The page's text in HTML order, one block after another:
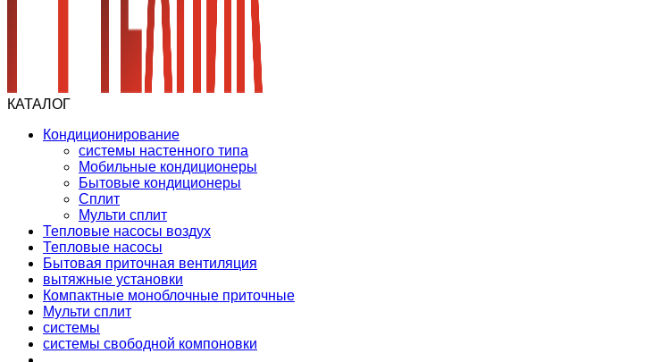
КАТАЛОГ
Кондиционирование
системы настенного типа
Мобильные кондиционеры
Бытовые кондиционеры
Сплит
Мульти сплит
Тепловые насосы воздух
Тепловые насосы
Бытовая приточная вентиляция
вытяжные установки
Компактные моноблочные приточные
Мульти сплит
системы
системы свободной компоновки